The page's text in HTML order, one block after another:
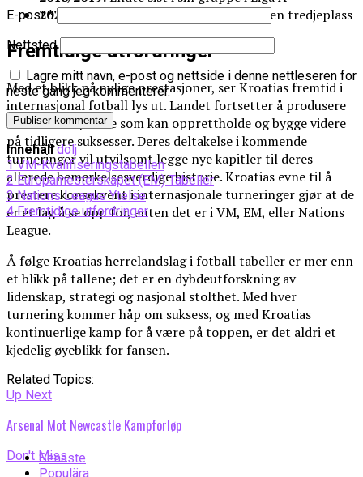
2020/2021:
Sikret plassen i Liga A med en tredjeplass
Fremtidige utfordringer
Med et blikk på nylige prestasjoner, ser Kroatias fremtid i
internasjonal fotball lys ut. Landet fortsetter å produsere
talentfulle spillere som kan opprettholde og bygge videre
på tidligere suksesser. Deres deltakelse i kommende
turneringer vil utvilsomt legge nye kapitler til deres
allerede bemerkelsesverdige historie. Kroatias evne til å
prestere konsekvent i internasjonale turneringer gjør at de
er et lag å se opp for, enten det er i VM, EM, eller Nations
League.
Å følge Kroatias herrelandslag i fotball tabeller er mer enn
et blikk på tallene; det er en dybdeutforskning av
lidenskap, strategi og nasjonal stolthet. Med hver
turnering kommer håp om suksess, og med Kroatias
kontinuerlige kamp for å være på toppen, er det aldri et
kjedelig øyeblikk for fansen.
Related Topics:
Up Next
Arsenal Mot Newcastle Kampforløp
Don't Miss
E-post*
Nettsted
Lagre mitt navn, e-post og nettside i denne nettleseren for
neste gang jeg kommenterer.
Innehåll dölj
1 VM-Kvalifiseringstabellen
2 Europamesterskapet (EM) Tabeller
3 Nations League Ytelse
4 Fremtidige utfordringer
Senaste
Populära